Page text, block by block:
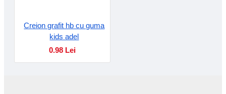
Creion grafit hb cu guma
kids adel
0.98 Lei